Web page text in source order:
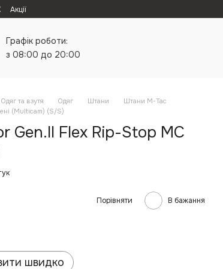
Акції
Графік роботи:
з 08:00 до 20:00
Одяг та взутя Одяг Штани
Штани M-Tac
(Multicam) (S/S)
Gen.II Flex Rip-Stop MC
Порівняти В бажання
швидко